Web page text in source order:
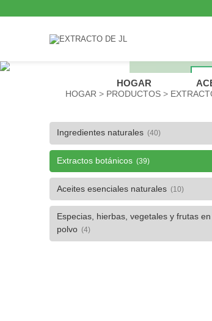
HOGAR
HOGAR PRODUCTOS
Ingredientes naturales (40)
Extractos botánicos (39)
Aceites esenciales naturales (10)
Especias, hierbas, vegetales y frutas en
polvo (4)